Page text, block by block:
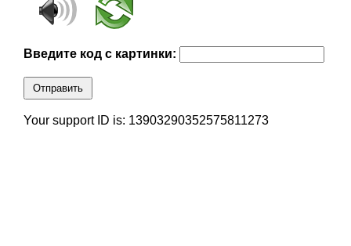
Введите код с картинки:
Отправить
Your support ID is: 13903290352575811273